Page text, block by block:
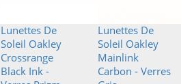
Lunettes De
Soleil Oakley
Crossrange
Black Ink -
Lunettes De
Soleil Oakley
Mainlink
Carbon - Verres